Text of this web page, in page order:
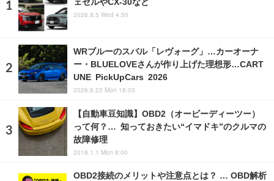
2026.8.5 Wed 4:50
WRブルーのスバル「レヴォーグ」…カーオーナ
ー・BLUELOVEさんが作り上げた理想形…CART
UNE PickUpCars 2026
2026.6.22 Mon 18:03
【自動車豆知識】OBD2（オービーディーツー）
って何？… 知っておきたい“イマドキ”のクルマの
故障修理
2018.1.1 Mon 8:00
OBD2接続のメリットや注意点とは？ … OBD解析